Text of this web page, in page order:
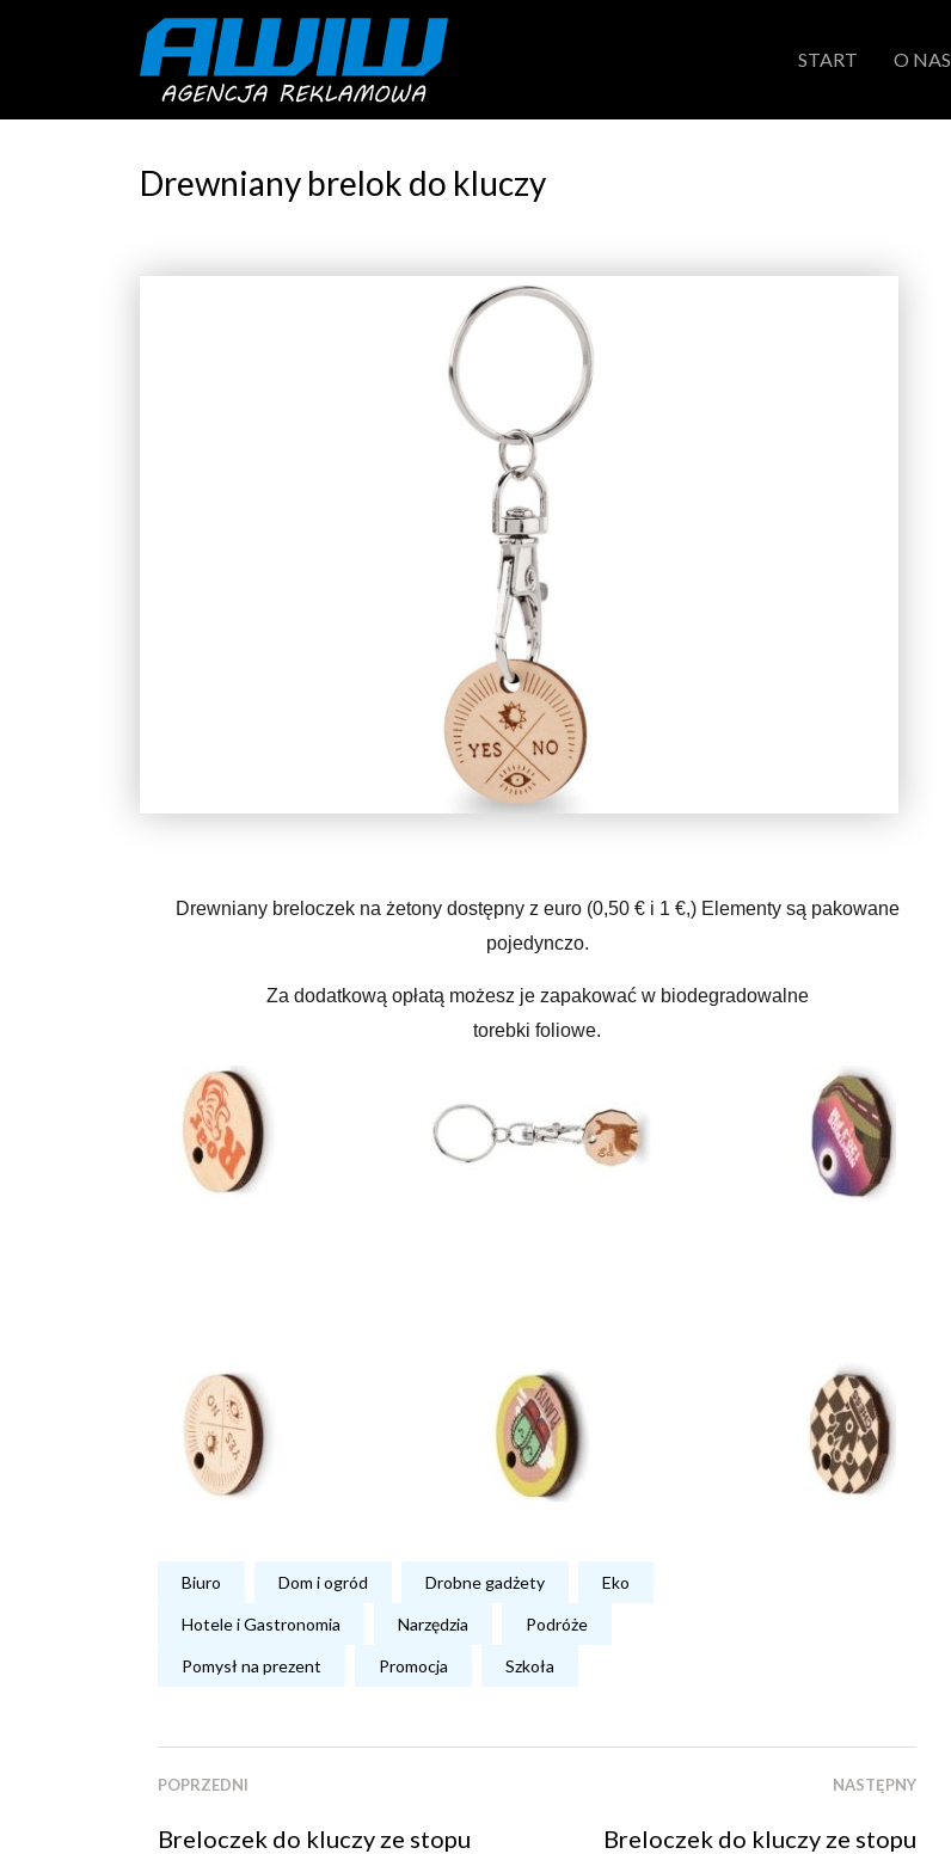
START O NAS
Drewniany brelok do kluczy
Drewniany breloczek na żetony dostępny z euro (0,50 € i 1 €,) Elementy są pakowane
pojedynczo.
Za dodatkową opłatą możesz je zapakować w biodegradowalne
torebki foliowe.
Biuro Dom i ogród Drobne gadżety Eko
Hotele i Gastronomia Narzędzia Podróże
Pomysł na prezent Promocja Szkoła
POPRZEDNI
Breloczek do kluczy ze stopu
NASTĘPNY
Breloczek do kluczy ze stopu